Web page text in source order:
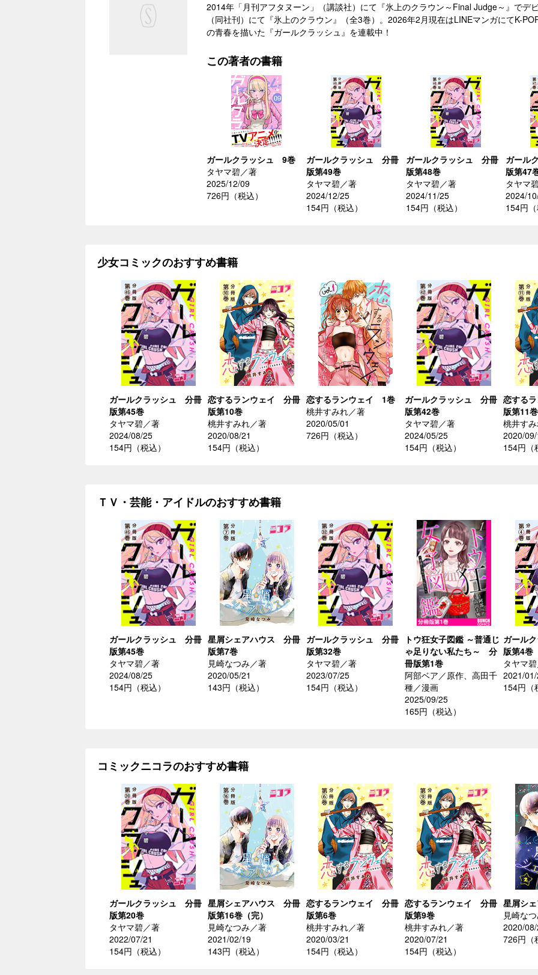
2014年「月刊アフタヌーン」（講談社）にて『氷上のクラウン～Final Judge～』でデ
（同社刊）にて『氷上のクラウン』（全3巻）。2026年2月現在はLINEマンガにてK-
の青春を描いた『ガールクラッシュ』を連載中！
この著者の書籍
ガールクラッシュ 9巻
タヤマ碧／著
2025/12/09
726円（税込）
ガールクラッシュ 分冊
版第49巻
タヤマ碧／著
2024/12/25
154円（税込）
ガールクラッシュ 分冊
版第48巻
タヤマ碧／著
2024/11/25
154円（税込）
ガール
版第47
タヤマ
2024/
154円
少女コミックのおすすめ書籍
ガールクラッシュ 分冊
版第45巻
タヤマ碧／著
2024/08/25
154円（税込）
恋するランウェイ 分冊
版第10巻
桃井すみれ／著
2020/08/21
154円（税込）
恋するランウェイ 1巻
桃井すみれ／著
2020/05/01
726円（税込）
ガールクラッシュ 分冊
版第42巻
タヤマ碧／著
2024/05/25
154円（税込）
恋する
版第11巻
桃井す
2020/
154円（
ＴＶ・芸能・アイドルのおすすめ書籍
ガールクラッシュ 分冊
版第45巻
タヤマ碧／著
2024/08/25
154円（税込）
星屑シェアハウス 分冊
版第7巻
見崎なつみ／著
2020/05/21
143円（税込）
ガールクラッシュ 分冊
版第32巻
タヤマ碧／著
2023/07/25
154円（税込）
トウ狂女子図鑑 ～普通じ
ゃ足りない私たち～ 分
冊版第1巻
阿部ベア／原作、高田千
種／漫画
2025/09/25
165円（税込）
ガール
版第4巻
タヤマ
2021/
154円（
コミックニコラのおすすめ書籍
ガールクラッシュ 分冊
版第20巻
タヤマ碧／著
2022/07/21
154円（税込）
星屑シェアハウス 分冊
版第16巻（完）
見崎なつみ／著
2021/02/19
143円（税込）
恋するランウェイ 分冊
版第6巻
桃井すみれ／著
2020/03/21
154円（税込）
恋するランウェイ 分冊
版第9巻
桃井すみれ／著
2020/07/21
154円（税込）
星屑シ
見崎な
2020/
726円（